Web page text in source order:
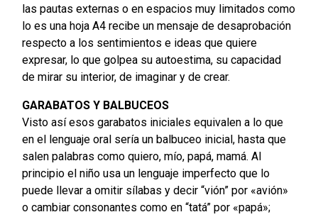
las pautas externas o en espacios muy limitados como
lo es una hoja A4 recibe un mensaje de desaprobación
respecto a los sentimientos e ideas que quiere
expresar, lo que golpea su autoestima, su capacidad
de mirar su interior, de imaginar y de crear.
GARABATOS Y BALBUCEOS
Visto así esos garabatos iniciales equivalen a lo que
en el lenguaje oral sería un balbuceo inicial, hasta que
salen palabras como quiero, mío, papá, mamá. Al
principio el niño usa un lenguaje imperfecto que lo
puede llevar a omitir sílabas y decir “vión” por «avión»
o cambiar consonantes como en “tatá” por «papá»;